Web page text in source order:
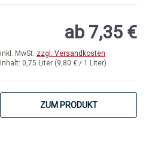
Inhalt: 0,75 Liter (9,80 € / 1 Liter)
inkl. MwSt. zzgl. Versandkosten
ab 7,35 €
ZUM PRODUKT